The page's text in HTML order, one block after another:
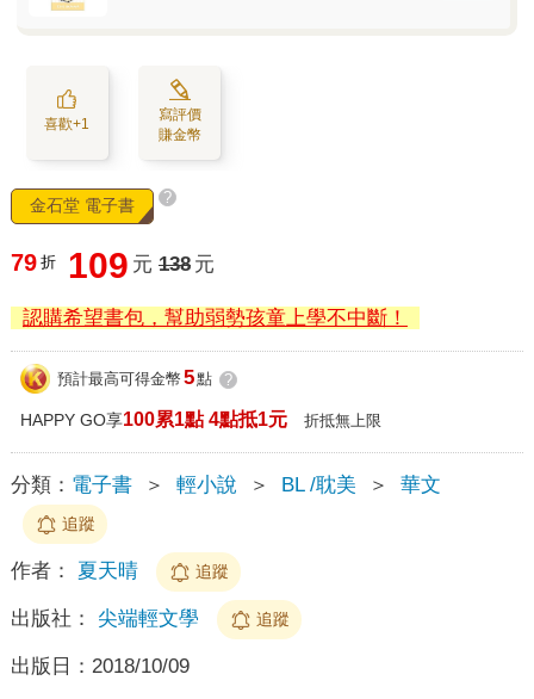
喜歡+1
寫評價
賺金幣
金石堂 電子書 ?
79 折 109 元 138 元
認購希望書包，幫助弱勢孩童上學不中斷！
預計最高可得金幣 5點 ?
HAPPY GO享100累1點 4點抵1元 折抵無上限
分類： 電子書 ＞ 輕小說 ＞ BL /耽美 ＞ 華文
追蹤
作者： 夏天晴 追蹤
出版社： 尖端輕文學 追蹤
出版日： 2018/10/09